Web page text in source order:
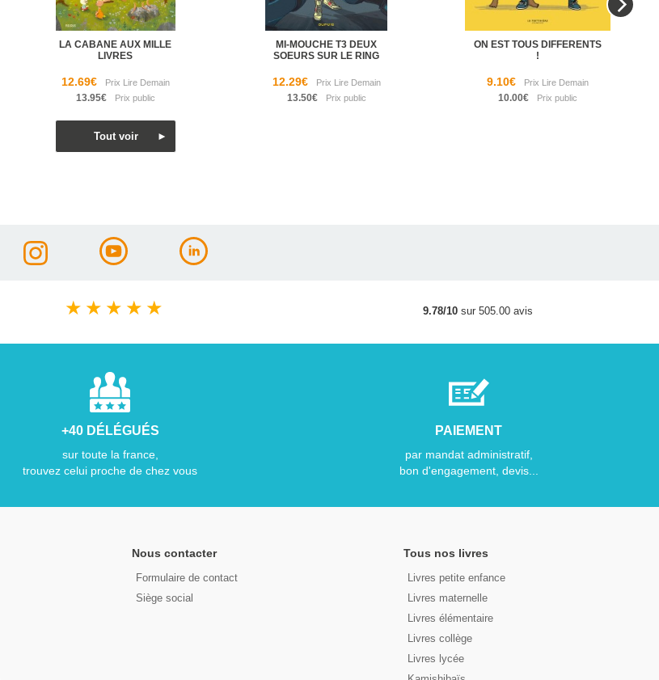
LA CABANE AUX MILLE
LIVRES
12.69€
13.95€
MI-MOUCHE T3 DEUX
SOEURS SUR LE RING
12.29€
13.50€
ON EST TOUS DIFFERENTS
!
9.10€
10.00€
★ ★ ★ ★ ★ 9.78/10sur 505.00 avis
+40 DÉLÉGUÉS
sur toute la france,
trouvez celui proche de chez vous
PAIEMENT
par mandat administratif,
bon d'engagement, devis...
Nous contacter
Formulaire de contact
Siège social
Tous nos livres
Livres petite enfance
Livres maternelle
Livres élémentaire
Livres collège
Livres lycée